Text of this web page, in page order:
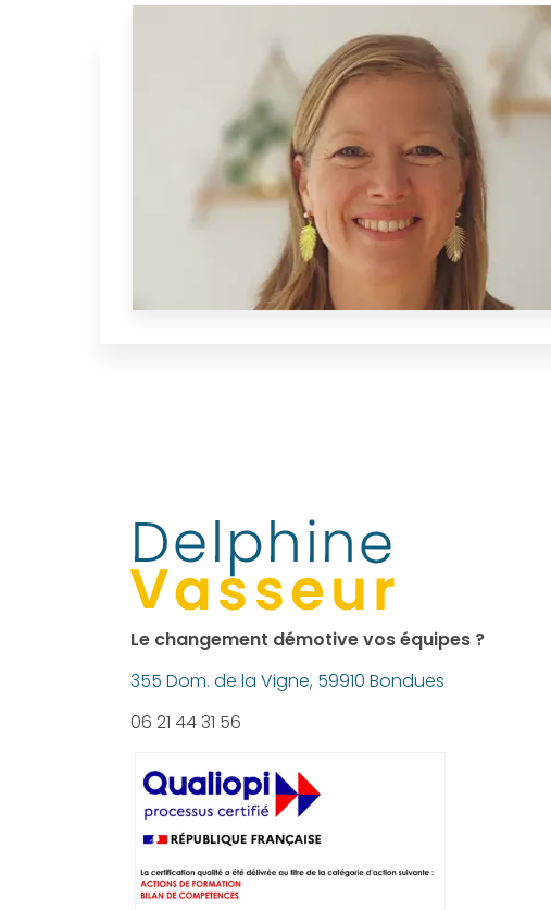
Le changement démotive vos équipes ?
355 Dom. de la Vigne, 59910 Bondues
06 21 44 31 56